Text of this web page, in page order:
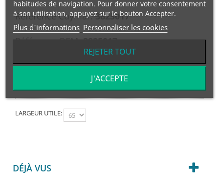
Référence Cuymar: 3825017
SILENTBLOCK 16x46x65x75 (ADAPTABLE A FORD T)
LARGEUR UTILE:
DÉJÀ VUS
habitudes de navigation. Pour donner votre consentement
à son utilisation, appuyez sur le bouton Accepter.
Plus d'informations Personnaliser les cookies
REJETER TOUT
J'ACCEPTE